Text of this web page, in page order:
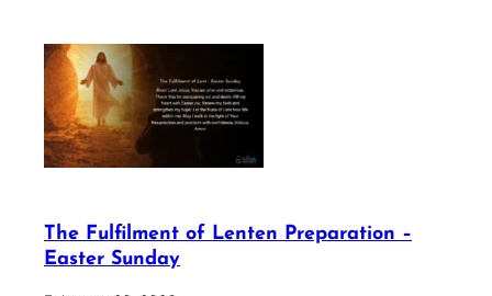
The Fulfilment of Lenten Preparation –
Easter Sunday